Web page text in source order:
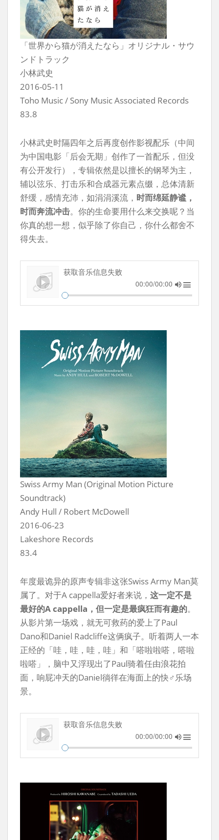
「世界から猫が消えたなら」オリジナル・サウ
ンドトラック
小林武史
2016-05-11
Toho Music / Sony Music Associated Records
83.8
小林武史时隔四年之后再度创作影视配乐（中间
为中国电影「后会无期」创作了一首配乐，但没
有公开发行），专辑依然是以擅长的钢琴为主，
辅以弦乐、打击乐和合成器元素点缀，总体清新
舒缓，感情充沛，如涓涓溪流， 时而绵延静谧，
时而奔流冲击。你的生命要用什么来交换呢？当
你真的想一想，似乎除了你自己，你什么都舍不
得失去。
获取音乐信息失败
00:00/00:00
Swiss Army Man (Original Motion Picture
Soundtrack)
Andy Hull / Robert McDowell
2016-06-23
Lakeshore Records
83.4
年度最诡异的原声专辑非这张Swiss Army Man莫
属了。对于A cappella爱好者来说， 这一定不是
最好的A cappella，但一定是最疯狂而有趣的。
从影片第一场戏，就无可救药的爱上了Paul
Dano和Daniel Radcliffe这俩疯子。听着两人一本
正经的「哇，哇，哇，哇」和「嗒啦啦嗒，嗒啦
啦嗒」，脑中又浮现出了Paul骑着任由浪花拍
面，响屁冲天的Daniel徜徉在海面上的快♂乐场
景。
获取音乐信息失败
00:00/00:00